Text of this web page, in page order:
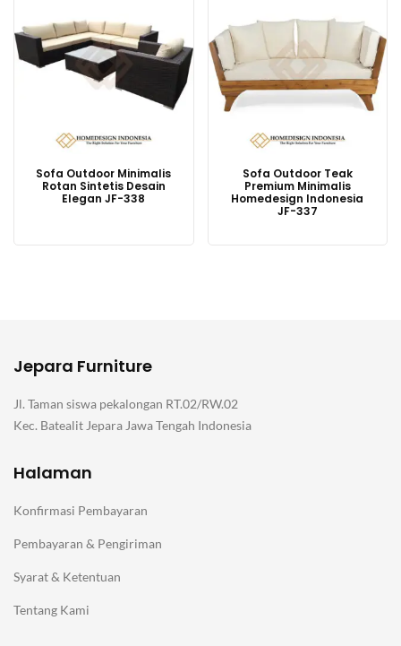
Sofa Outdoor Minimalis
Rotan Sintetis Desain
Elegan JF-338
Sofa Outdoor Teak
Premium Minimalis
Homedesign Indonesia
JF-337
Jepara Furniture
Jl. Taman siswa pekalongan RT.02/RW.02
Kec. Batealit Jepara Jawa Tengah Indonesia
Halaman
Konfirmasi Pembayaran
Pembayaran & Pengiriman
Syarat & Ketentuan
Tentang Kami